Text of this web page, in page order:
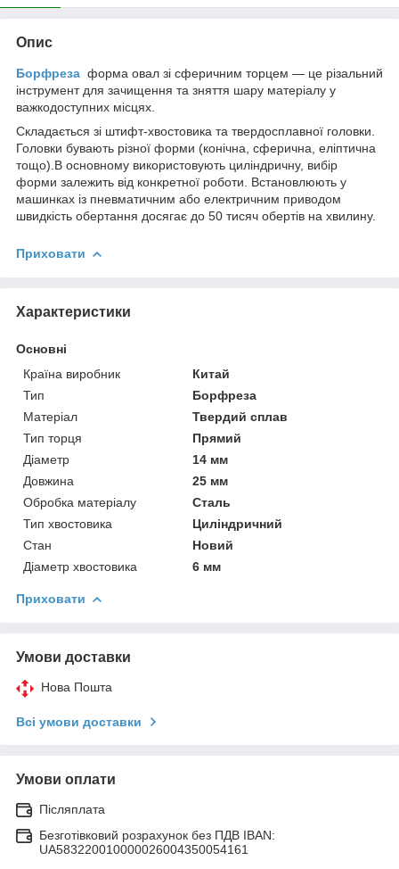
Опис
Борфреза форма овал зі сферичним торцем — це різальний
інструмент для зачищення та зняття шару матеріалу у
важкодоступних місцях.
Складається зі штифт-хвостовика та твердосплавної головки.
Головки бувають різної форми (конічна, сферична, еліптична
тощо).В основному використовують циліндричну, вибір
форми залежить від конкретної роботи. Встановлюють у
машинках із пневматичним або електричним приводом
швидкість обертання досягає до 50 тисяч обертів на хвилину.
Приховати
Характеристики
Основні
Країна виробник
Китай
Тип
Борфреза
Матеріал
Твердий сплав
Тип торця
Прямий
Діаметр
14 мм
Довжина
25 мм
Обробка матеріалу
Сталь
Тип хвостовика
Циліндричний
Стан
Новий
Діаметр хвостовика
6 мм
Приховати
Умови доставки
Нова Пошта
Всі умови доставки
Умови оплати
Післяплата
Безготівковий розрахунок без ПДВ IBAN:
UA583220010000026004350054161